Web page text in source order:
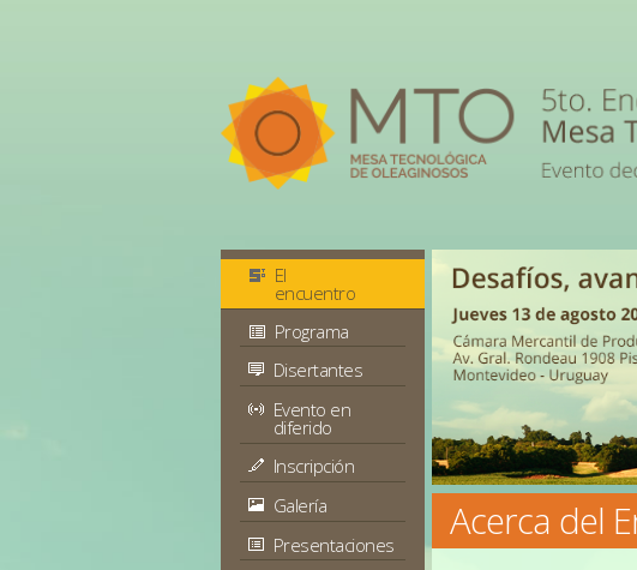
El
encuentro
Programa
Disertantes
Evento en
diferido
Inscripción
Galería
Presentaciones
Acerca del